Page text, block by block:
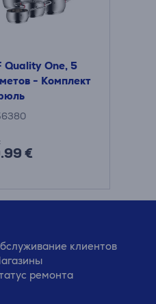
Quality One, 5
- Комплект
€
клиентов
ремонта